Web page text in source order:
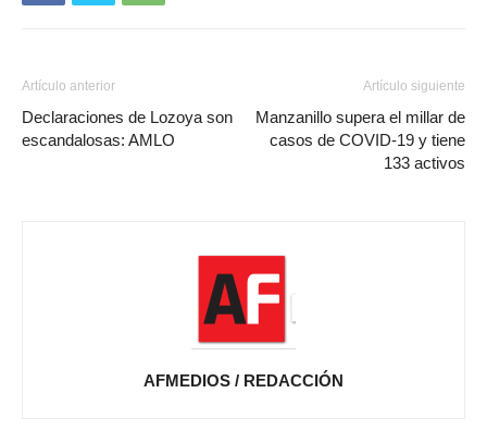
Artículo anterior
Declaraciones de Lozoya son
escandalosas: AMLO
Artículo siguiente
Manzanillo supera el millar de
casos de COVID-19 y tiene
133 activos
AFMEDIOS / REDACCIÓN